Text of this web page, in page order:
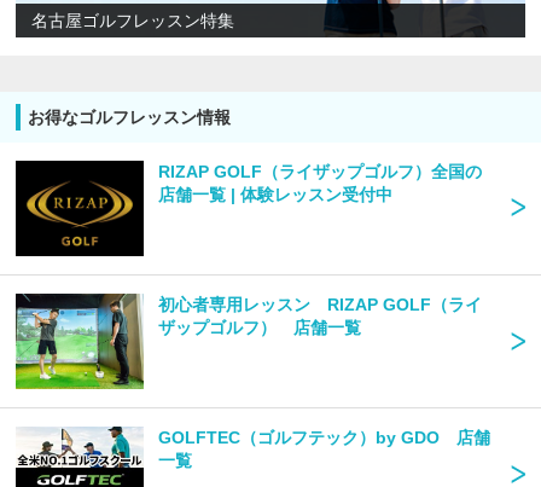
名古屋ゴルフレッスン特集
お得なゴルフレッスン情報
RIZAP GOLF（ライザップゴルフ）全国の
店舗一覧 | 体験レッスン受付中
初心者専用レッスン RIZAP GOLF（ライ
ザップゴルフ） 店舗一覧
GOLFTEC（ゴルフテック）by GDO 店舗
一覧